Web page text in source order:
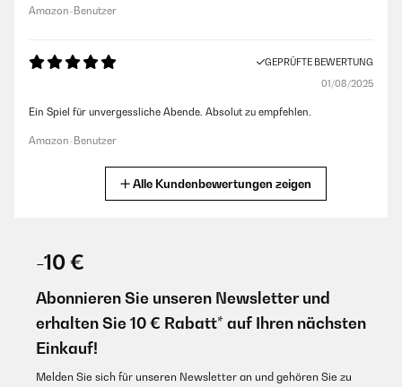
Amazon-Benutzer
GEPRÜFTE BEWERTUNG
01/08/2025
Ein Spiel für unvergessliche Abende. Absolut zu empfehlen. ️‍
Amazon-Benutzer
GEPRÜFTE BEWERTUNG
zufrieden. Wie sind seit mehr als 10 Jahren zusammen und es hat uns
trotzdem gute Anstöße gegeben.
Amazon-Benutzer
27/08/2024
Alle Kundenbewertungen zeigen
-10 €
Abonnieren Sie unseren Newsletter und
erhalten Sie 10 € Rabatt* auf Ihren nächsten
Einkauf!
Melden Sie sich für unseren Newsletter an und gehören Sie zu